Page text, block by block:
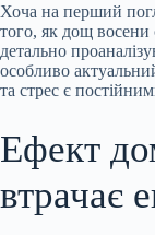
Хоча на перший
того, як дощ
детально
особливо
та стрес є
Ефект
втрачає